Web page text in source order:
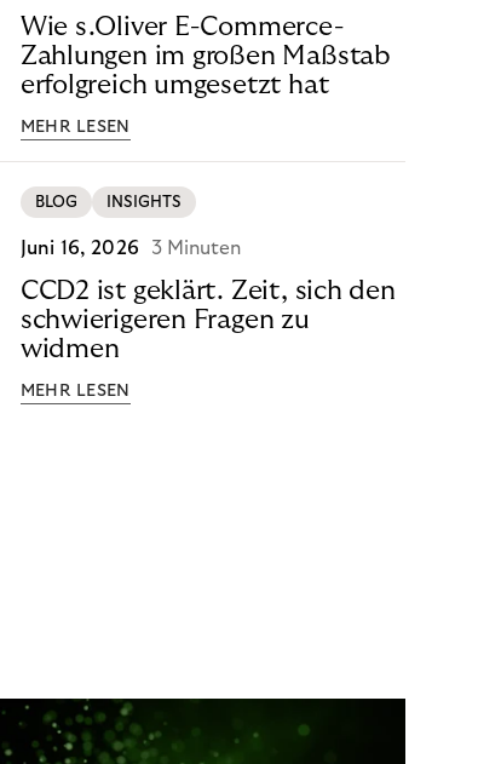
Wie s.Oliver E-Commerce-
Zahlungen im großen Maßstab
erfolgreich umgesetzt hat
MEHR LESEN
BLOG INSIGHTS
Juni 16, 2026 3 Minuten
CCD2 ist geklärt. Zeit, sich den
schwierigeren Fragen zu
widmen
MEHR LESEN